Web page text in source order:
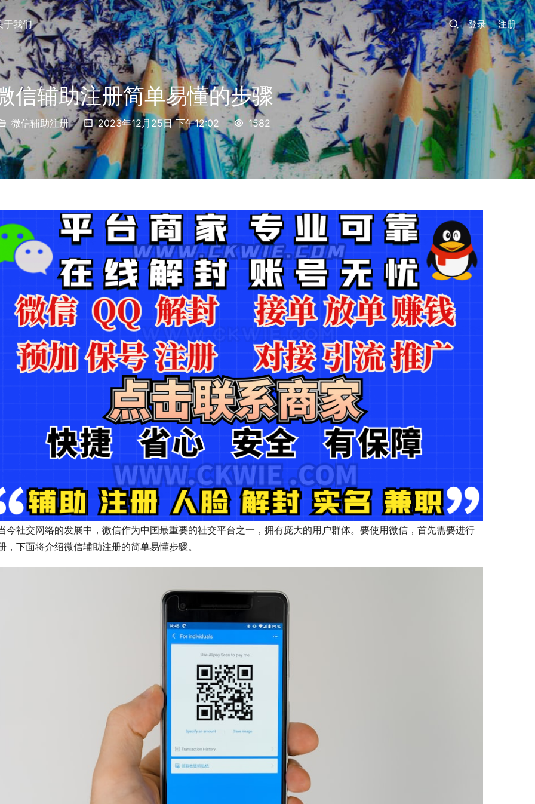
于我们 登录 注册
信辅助注册简单易懂的步骤
微信辅助注册 2023年12月25日 下午12:02 1582
今社交网络的发展中，微信作为中国最重要的社交平台之一，拥有庞大的用户群体。要使用微信，首先需要进行
，下面将介绍微信辅助注册的简单易懂步骤。